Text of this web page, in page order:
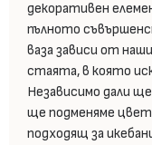
декоративен
пълното
ваза зависи от
стаята, в която
Независимо дали
ще подменяме
подходящ за